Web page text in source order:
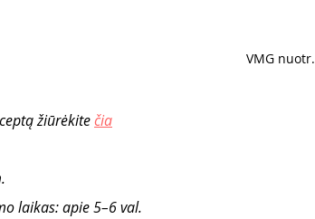
VMG nuotr.
žiūrėkite čia
laikas: apie 5–6 val.